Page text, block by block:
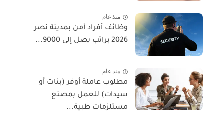
منذ عام
وظائف أفراد أمن بمدينة نصر
2026 براتب يصل إلى 9000...
منذ عام
مطلوب عاملة أوفر (بنات أو
سيدات) للعمل بمصنع
مستلزمات طبية...